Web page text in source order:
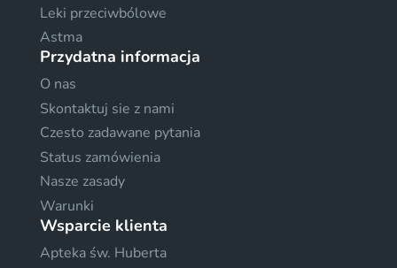
Leki przeciwbólowe
Astma
Przydatna informacja
O nas
Skontaktuj sie z nami
Czesto zadawane pytania
Status zamówienia
Nasze zasady
Warunki
Wsparcie klienta
Apteka św. Huberta